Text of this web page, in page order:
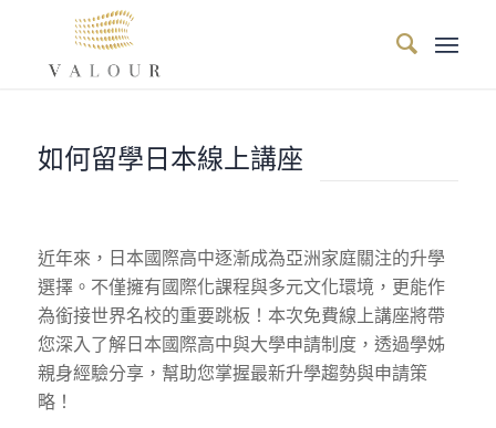
如何留學日本線上講座
近年來，日本國際高中逐漸成為亞洲家庭關注的升學
選擇。不僅擁有國際化課程與多元文化環境，更能作
為銜接世界名校的重要跳板！本次免費線上講座將帶
您深入了解日本國際高中與大學申請制度，透過學姊
親身經驗分享，幫助您掌握最新升學趨勢與申請策
略！